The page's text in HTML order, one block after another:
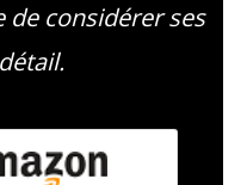
de considérer ses